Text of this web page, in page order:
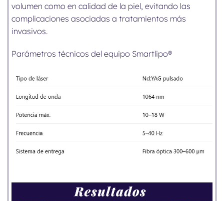
volumen como en calidad de la piel, evitando las
complicaciones asociadas a tratamientos más
invasivos.
Parámetros técnicos del equipo Smartlipo®